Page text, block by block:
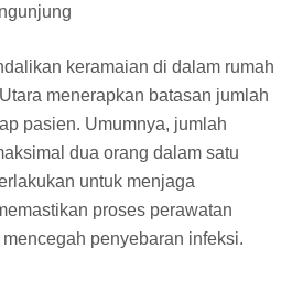
keramaian di dalam rumah
menerapkan batasan jumlah
pasien. Umumnya, jumlah
dua orang dalam satu
untuk menjaga
proses perawatan
penyebaran infeksi.